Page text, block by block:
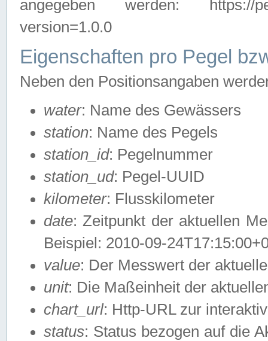
angegeben werden: https://
version=1.0.0
Eigenschaften pro Pegel
Neben den Positionsangaben
water: Name des Gewässers
station: Name des Pegels
station_id: Pegelnummer
station_ud: Pegel-UUID
kilometer: Flusskilometer
date: Zeitpunkt der aktuellen
Beispiel: 2010-09-
value: Der Messwert der
unit: Die Maßeinheit der
chart_url: Http-URL zur
status: Status bezogen auf die